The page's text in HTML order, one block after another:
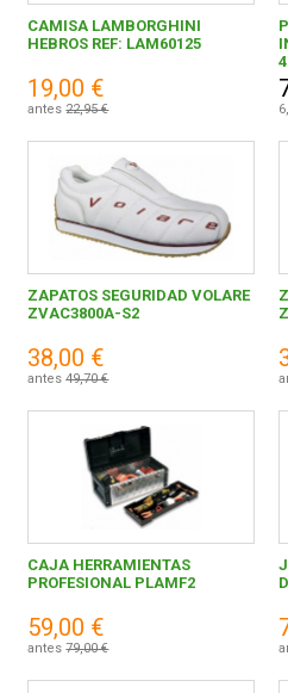
Gris
Verde
CAMISA LAMBORGHINI
HEBROS REF: LAM60125
19,00 €
antes22,95 €
ZAPATOS SEGURIDAD VOLARE
ZVAC3800A-S2
38,00 €
antes49,70 €
CAJA HERRAMIENTAS
PROFESIONAL PLAMF2
59,00 €
antes79,00 €